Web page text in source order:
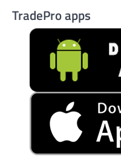
TradePro apps